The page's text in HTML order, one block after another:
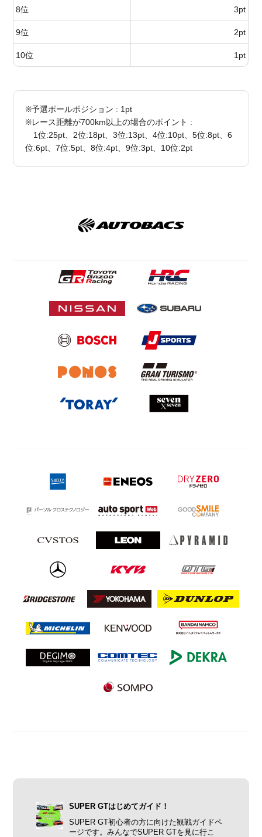
8位 3pt
9位 2pt
10位 1pt
※予選ポールポジション : 1pt
※レース距離が700km以上の場合のポイント :
1位:25pt、2位:18pt、3位:13pt、4位:10pt、5位:8pt、6
位:6pt、7位:5pt、8位:4pt、9位:3pt、10位:2pt
SUPER GTはじめてガイド！
SUPER GT初心者の方に向けた観戦ガイドペ
ージです。みんなでSUPER GTを見に行こ